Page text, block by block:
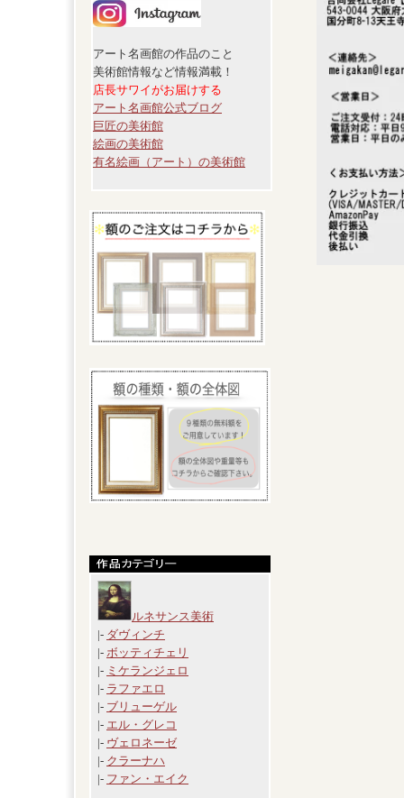
アート名画館の作品のこと
美術館情報など情報満載！
店長サワイがお届けする
アート名画館公式ブログ
巨匠の美術館
絵画の美術館
有名絵画（アート）の美術館
ルネサンス美術
|- ダヴィンチ
|- ボッティチェリ
|- ミケランジェロ
|- ラファエロ
|- ブリューゲル
|- エル・グレコ
|- ヴェロネーゼ
|- クラーナハ
|- ファン・エイク